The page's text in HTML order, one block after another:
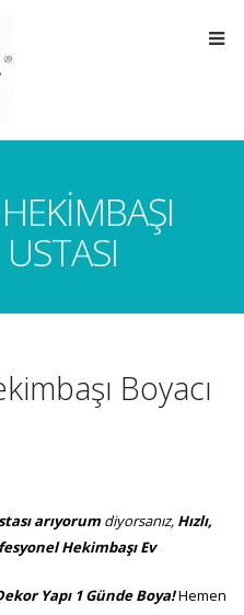
Boyacı
arıyorum diyorsanız, Hızlı,
Hekimbaşı Ev
Yapı 1 Günde Boya!Hemen